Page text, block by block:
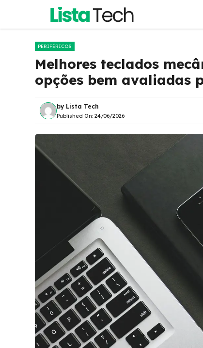
o
PERIFÉRICOS
Melhores teclados
opções bem avaliadas
by Lista Tech
Published On: 24/06/2026